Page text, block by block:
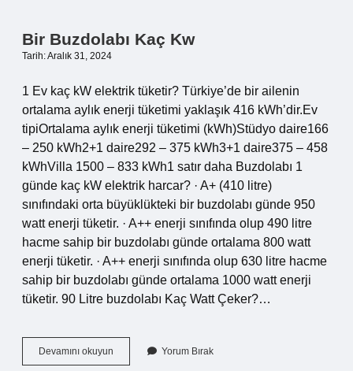
Bir Buzdolabı Kaç Kw
Tarih: Aralık 31, 2024
1 Ev kaç kW elektrik tüketir? Türkiye’de bir ailenin
ortalama aylık enerji tüketimi yaklaşık 416 kWh’dir.Ev
tipiOrtalama aylık enerji tüketimi (kWh)Stüdyo daire166
– 250 kWh2+1 daire292 – 375 kWh3+1 daire375 – 458
kWhVilla 1500 – 833 kWh1 satır daha Buzdolabı 1
günde kaç kW elektrik harcar? · A+ (410 litre)
sınıfındaki orta büyüklükteki bir buzdolabı günde 950
watt enerji tüketir. · A++ enerji sınıfında olup 490 litre
hacme sahip bir buzdolabı günde ortalama 800 watt
enerji tüketir. · A++ enerji sınıfında olup 630 litre hacme
sahip bir buzdolabı günde ortalama 1000 watt enerji
tüketir. 90 Litre buzdolabı Kaç Watt Çeker?…
Devamını okuyun
Buzdolabı
Yorum Bırak